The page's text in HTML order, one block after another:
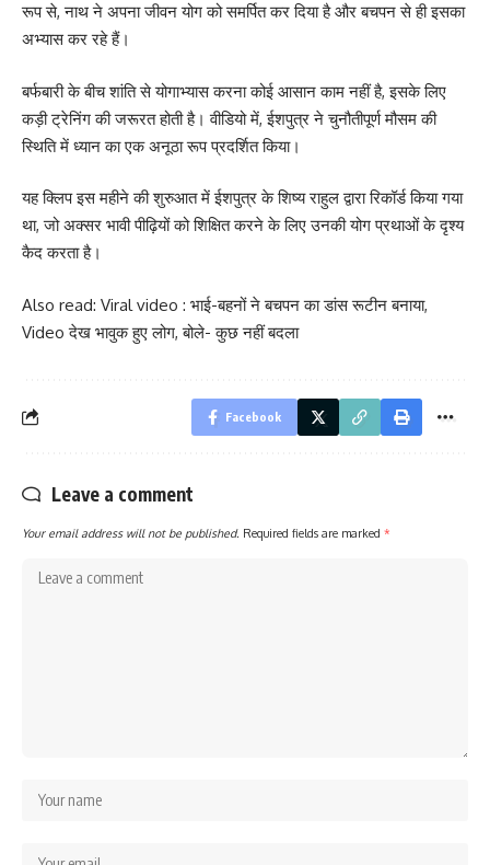
रूप से, नाथ ने अपना जीवन योग को समर्पित कर दिया है और बचपन से ही इसका
अभ्यास कर रहे हैं।
बर्फबारी के बीच शांति से योगाभ्यास करना कोई आसान काम नहीं है, इसके लिए
कड़ी ट्रेनिंग की जरूरत होती है। वीडियो में, ईशपुत्र ने चुनौतीपूर्ण मौसम की
स्थिति में ध्यान का एक अनूठा रूप प्रदर्शित किया।
यह क्लिप इस महीने की शुरुआत में ईशपुत्र के शिष्य राहुल द्वारा रिकॉर्ड किया गया
था, जो अक्सर भावी पीढ़ियों को शिक्षित करने के लिए उनकी योग प्रथाओं के दृश्य
कैद करता है।
Also read: Viral video : भाई-बहनों ने बचपन का डांस रूटीन बनाया,
Video देख भावुक हुए लोग, बोले- कुछ नहीं बदला
Facebook
Leave a comment
Your email address will not be published. Required fields are marked *